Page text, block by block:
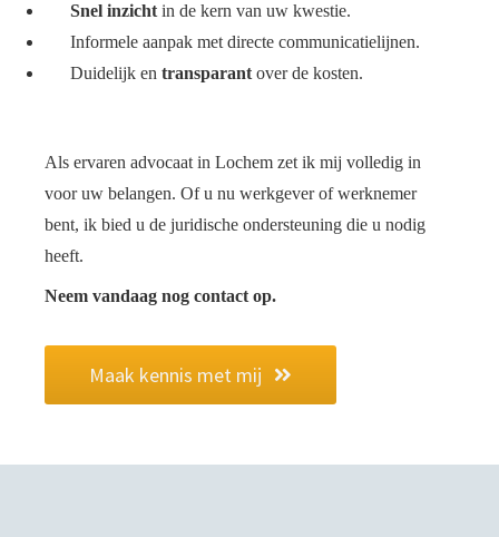
Snel inzicht in de kern van uw kwestie.
Informele aanpak met directe communicatielijnen.
Duidelijk entransparant over de kosten.
Als ervaren advocaat in Lochem zet ik mij volledig in
voor uw belangen. Of u nu werkgever of werknemer
bent, ik bied u de juridische ondersteuning die u nodig
heeft.
Neem vandaag nog contact op.
Maak kennis met mij